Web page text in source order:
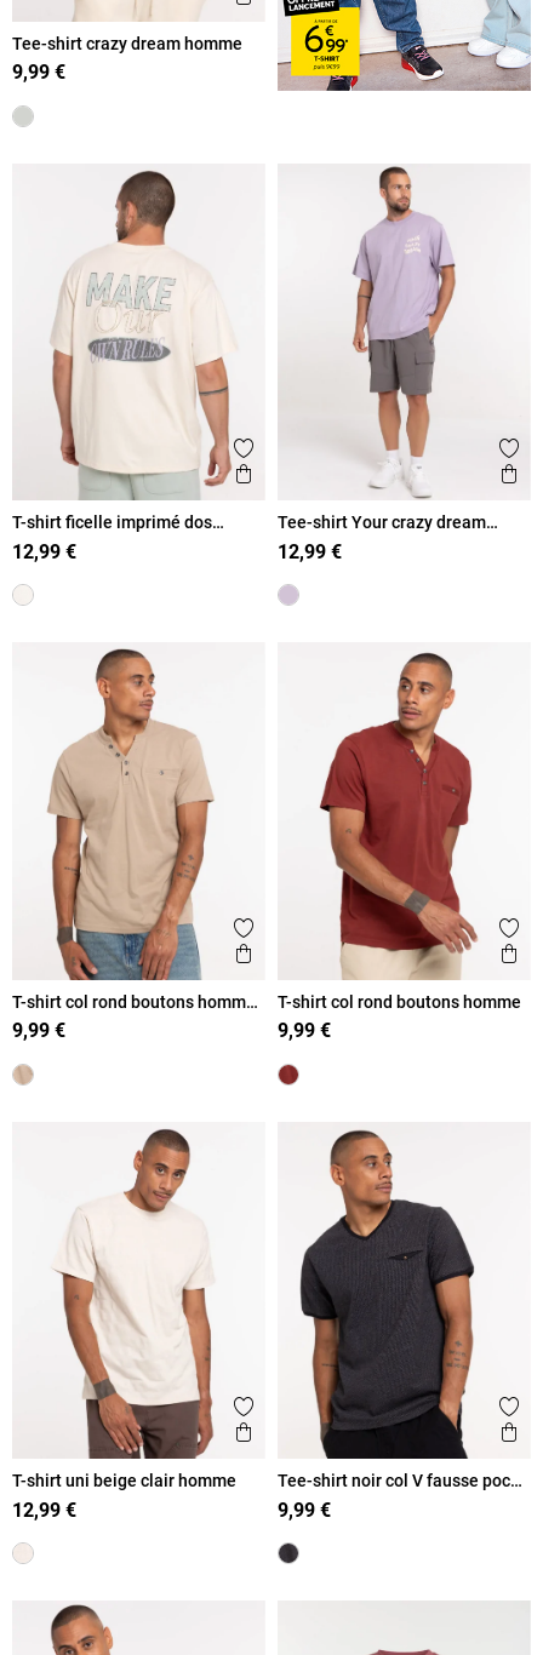
Tee-shirt crazy dream homme
9,99 €
Ajouter aux favoris
Aperçu rapide
T-shirt ficelle imprimé dos
homme
12,99 €
Tee-shirt Your crazy dream
homme
12,99 €
Ajouter aux favoris
Aperçu rapide
T-shirt col rond boutons homme
taupe
9,99 €
T-shirt col rond boutons homme
9,99 €
Ajouter aux favoris
Aperçu rapide
T-shirt uni beige clair homme
12,99 €
Tee-shirt noir col V fausse poche
homme
9,99 €